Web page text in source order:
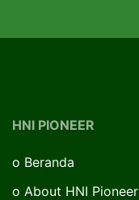
HNI PIONEER
o Beranda
o About HNI Pioneer